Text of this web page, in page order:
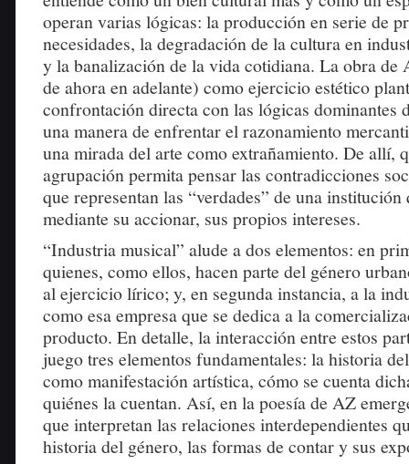
operan varias lógicas: la producción en serie de
necesidades, la degradación de la cultura en
y la banalización de la vida cotidiana. La obra
de ahora en adelante) como ejercicio estético
confrontación directa con las lógicas dominantes
una manera de enfrentar el razonamiento
una mirada del arte como extrañamiento. De allí,
agrupación permita pensar las contradicciones
que representan las “verdades” de una
mediante su accionar, sus propios intereses.
“Industria musical” alude a dos elementos: en
quienes, como ellos, hacen parte del género
al ejercicio lírico; y, en segunda instancia, a la
como esa empresa que se dedica a la
producto. En detalle, la interacción entre estos
juego tres elementos fundamentales: la historia
como manifestación artística, cómo se cuenta
quiénes la cuentan. Así, en la poesía de AZ
que interpretan las relaciones interdependientes
historia del género, las formas de contar y sus